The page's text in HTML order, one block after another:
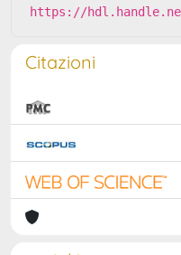
https://
Citazioni